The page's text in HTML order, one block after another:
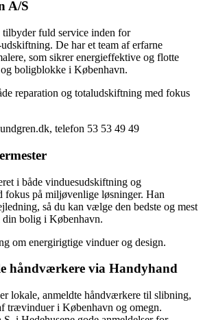
A/S
fuld service inden for
De har et team af erfarne
som sikrer energieffektive og flotte
boligblokke i København.
reparation og totaludskiftning med fokus
telefon 53 53 49 49
i både vinduesudskiftning og
fokus på miljøvenlige løsninger. Han
så du kan vælge den bedste og mest
bolig i København.
om energirigtige vinduer og design.
håndværkere via Handyhand
lokale, anmeldte håndværkere til slibning,
trævinduer i København og omegn.